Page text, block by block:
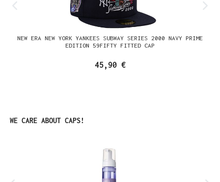
NEW ERA NEW YORK YANKEES SUBWAY SERIES 2000 NAVY PRIME
EDITION 59FIFTY FITTED CAP
45,90 €
Produktgalerie überspringen
WE CARE ABOUT CAPS!